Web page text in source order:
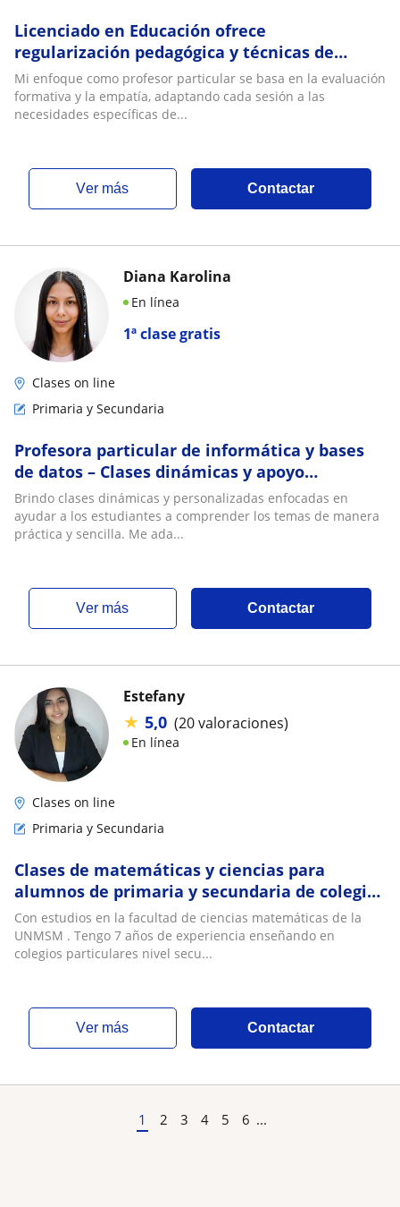
Licenciado en Educación ofrece
regularización pedagógica y técnicas de
estudio mediante una metodología
formativa, empática y pers
Mi enfoque como profesor particular se basa en la evaluación
formativa y la empatía, adaptando cada sesión a las
necesidades específicas de...
ver más Contactar
1ª clase gratis
Diana Karolina
En línea
Clases on line
Primaria y Secundaria
Profesora particular de informática y bases
de datos – Clases dinámicas y apoyo
académico
Brindo clases dinámicas y personalizadas enfocadas en
ayudar a los estudiantes a comprender los temas de manera
práctica y sencilla. Me ada...
ver más Contactar
Estefany
★ 5,0 (20 valoraciones)
En línea
Clases on line
Primaria y Secundaria
Clases de matemáticas y ciencias para
alumnos de primaria y secundaria de colegios
Particulares y nacionales
Con estudios en la facultad de ciencias matemáticas de la
UNMSM . Tengo 7 años de experiencia enseñando en
colegios particulares nivel secu...
ver más Contactar
1 2 3 4 5 6 ...